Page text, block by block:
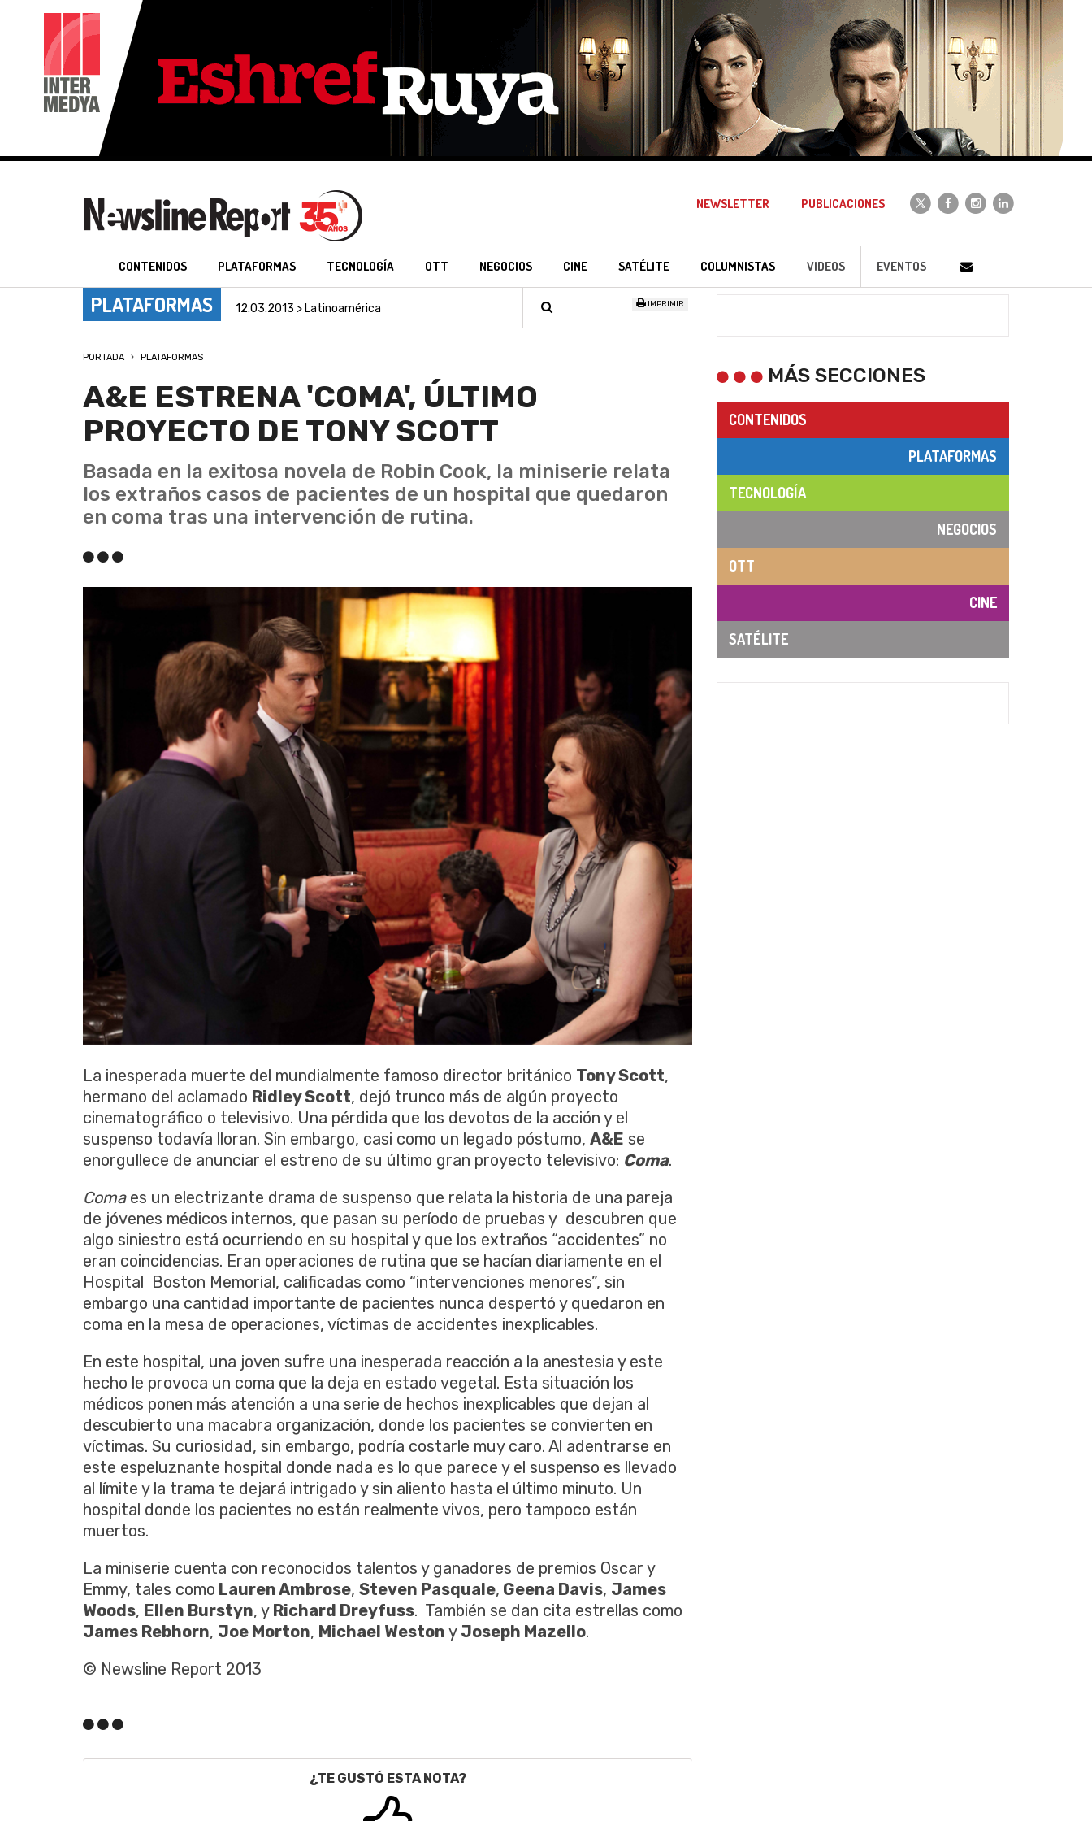
NEWSLETTER PUBLICACIONES
CONTENIDOS PLATAFORMAS TECNOLOGÍA OTT NEGOCIOS CINE SATÉLITE COLUMNISTAS VIDEOS EVENTOS
PLATAFORMAS 12.03.2013 > Latinoamérica IMPRIMIR
PORTADA PLATAFORMAS
A&E ESTRENA 'COMA', ÚLTIMO
PROYECTO DE TONY SCOTT
Basada en la exitosa novela de Robin Cook, la miniserie relata
los extraños casos de pacientes de un hospital que quedaron
en coma tras una intervención de rutina.
La inesperada muerte del mundialmente famoso director británico Tony Scott,
hermano del aclamado Ridley Scott, dejó trunco más de algún proyecto
cinematográfico o televisivo. Una pérdida que los devotos de la acción y el
suspenso todavía lloran. Sin embargo, casi como un legado póstumo, A&E se
enorgullece de anunciar el estreno de su último gran proyecto televisivo: Coma.
Coma es un electrizante drama de suspenso que relata la historia de una pareja
de jóvenes médicos internos, que pasan su período de pruebas y descubren que
algo siniestro está ocurriendo en su hospital y que los extraños “accidentes” no
eran coincidencias. Eran operaciones de rutina que se hacían diariamente en el
Hospital Boston Memorial, calificadas como “intervenciones menores”, sin
embargo una cantidad importante de pacientes nunca despertó y quedaron en
coma en la mesa de operaciones, víctimas de accidentes inexplicables.
En este hospital, una joven sufre una inesperada reacción a la anestesia y este
hecho le provoca un coma que la deja en estado vegetal. Esta situación los
médicos ponen más atención a una serie de hechos inexplicables que dejan al
descubierto una macabra organización, donde los pacientes se convierten en
víctimas. Su curiosidad, sin embargo, podría costarle muy caro. Al adentrarse en
este espeluznante hospital donde nada es lo que parece y el suspenso es llevado
al límite y la trama te dejará intrigado y sin aliento hasta el último minuto. Un
hospital donde los pacientes no están realmente vivos, pero tampoco están
muertos.
La miniserie cuenta con reconocidos talentos y ganadores de premios Oscar y
Emmy, tales como Lauren Ambrose, Steven Pasquale, Geena Davis, James
Woods, Ellen Burstyn, y Richard Dreyfuss. También se dan cita estrellas como
James Rebhorn, Joe Morton, Michael Weston y Joseph Mazello.
© Newsline Report 2013
¿TE GUSTÓ ESTA NOTA?
MÁS SECCIONES
CONTENIDOS
PLATAFORMAS
TECNOLOGÍA
NEGOCIOS
OTT
CINE
SATÉLITE